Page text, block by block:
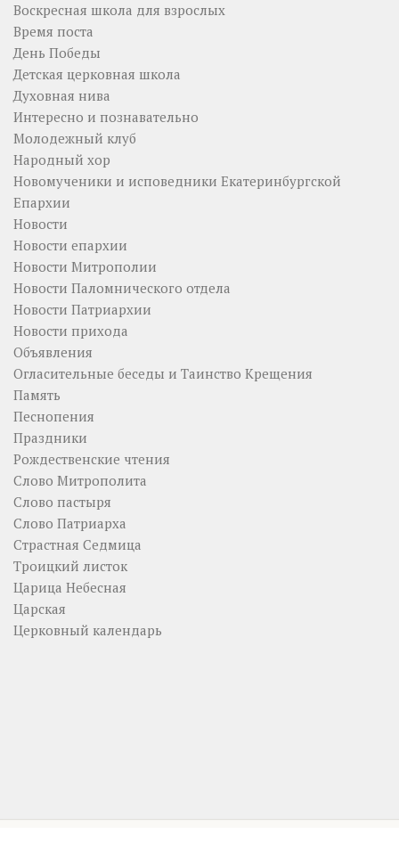
Воскресная школа для взрослых
Время поста
День Победы
Детская церковная школа
Духовная нива
Интересно и познавательно
Молодежный клуб
Народный хор
Новомученики и исповедники Екатеринбургской
Епархии
Новости
Новости епархии
Новости Митрополии
Новости Паломнического отдела
Новости Патриархии
Новости прихода
Объявления
Огласительные беседы и Таинство Крещения
Память
Песнопения
Праздники
Рождественские чтения
Слово Митрополита
Слово пастыря
Слово Патриарха
Страстная Седмица
Троицкий листок
Царица Небесная
Царская
Церковный календарь